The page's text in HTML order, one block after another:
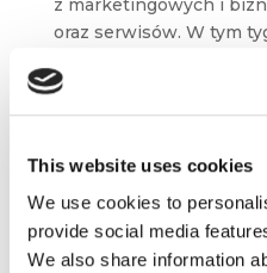
This website uses cookies
We use cookies to
provide social media
We also share information
z marketingowych i
oraz serwisów. W tym
Julii Kołodko, Jacka